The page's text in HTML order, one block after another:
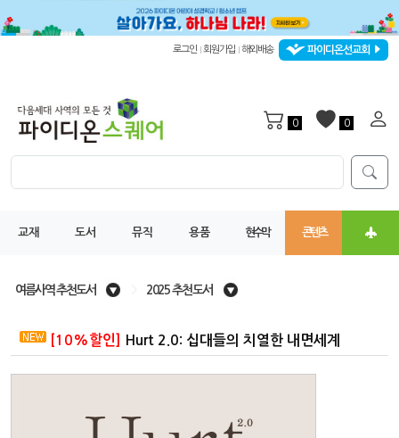
로그인 회원가입 해외배송 파이디온선교회
0 0
교재 도서 뮤직 용품 현수막 콘텐츠
여름사역 추천도서 2025 추천도서
[10%할인] Hurt 2.0: 십대들의 치열한 내면세계